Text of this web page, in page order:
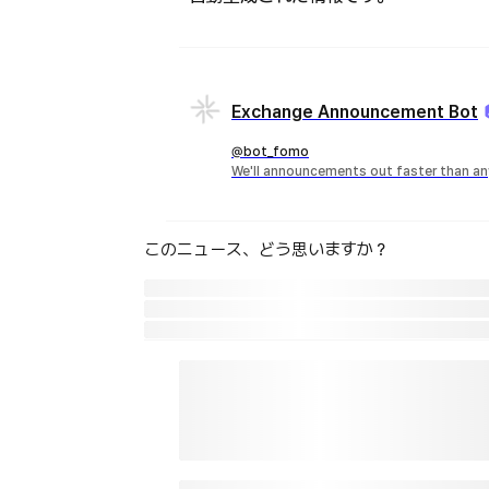
Exchange Announcement Bot
@bot_fomo
We'll announcements out faster than
このニュース、どう思いますか？